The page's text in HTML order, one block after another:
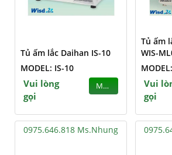
Tủ ấm lắc Daihan IS-10
MODEL: IS-10
Vui lòng
gọi
MUA
Tủ ấm
WIS-
Vui
gọi
0975.646.818 Ms.Nhung